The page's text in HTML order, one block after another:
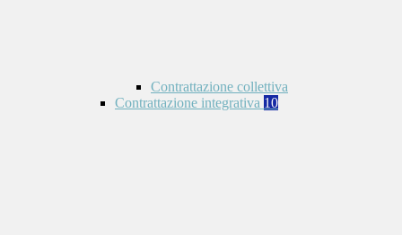
Contrattazione collettiva
Contrattazione integrativa 10